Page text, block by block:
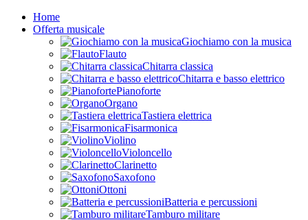
Home
Offerta musicale
Giochiamo con la musica
Flauto
Chitarra classica
Chitarra e basso elettrico
Pianoforte
Organo
Tastiera elettrica
Fisarmonica
Violino
Violoncello
Clarinetto
Saxofono
Ottoni
Batteria e percussioni
Tamburo militare